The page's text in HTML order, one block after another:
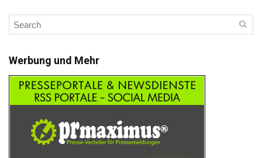
Werbung und Mehr